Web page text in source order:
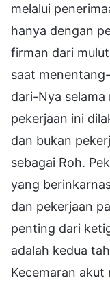
melalui
hanya dengan
firman dari
saat
dari-Nya selama
pekerjaan ini
dan bukan
sebagai Roh.
yang
dan pekerjaan
penting dari
adalah kedua
Kecemaran akut